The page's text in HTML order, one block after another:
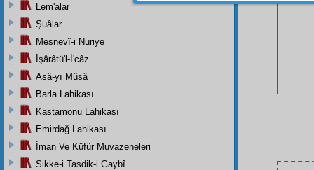
Lem'alar
Şuâlar
Mesnevî-i Nuriye
İşârâtü'l-İ'câz
Asâ-yı Mûsâ
Barla Lahikası
Kastamonu Lahikası
Emirdağ Lahikası
İman Ve Küfür Muvazeneleri
Sikke-i Tasdik-i Gaybî